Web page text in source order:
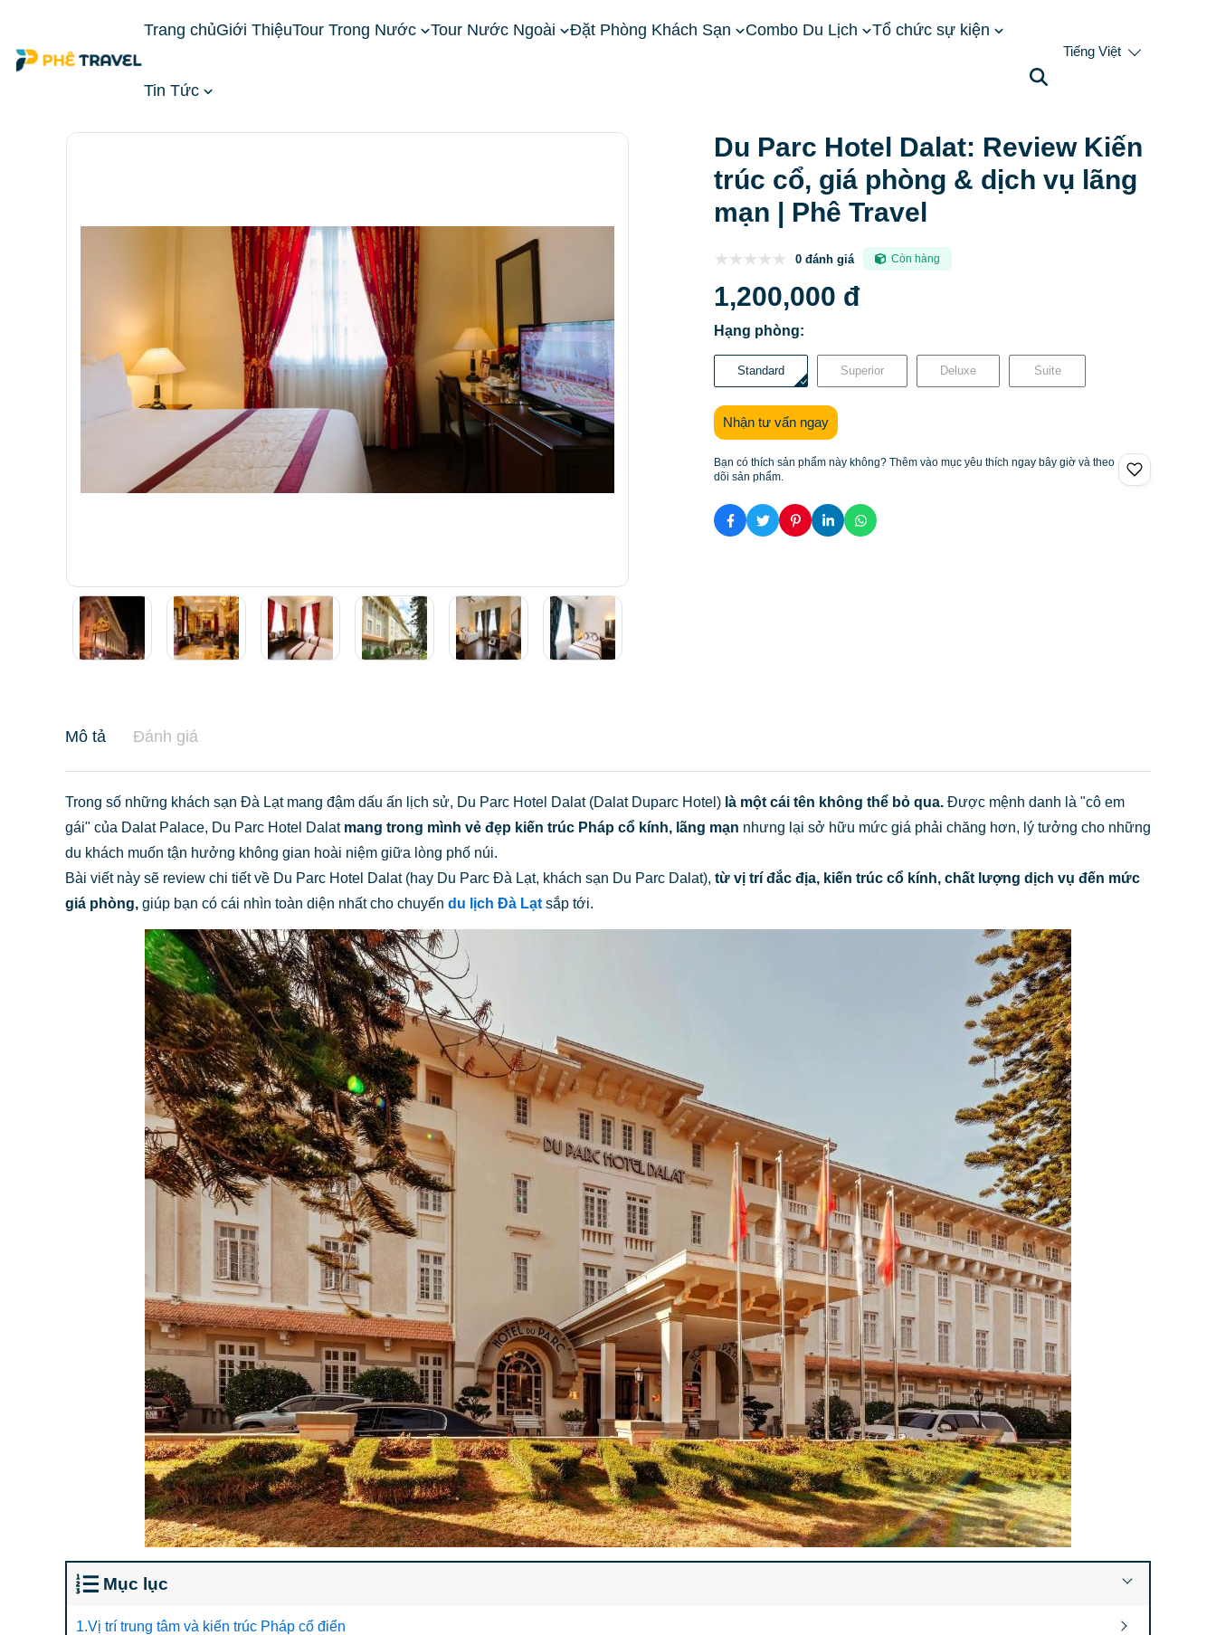
Trang chủGiới ThiệuTour Trong Nước Tour Nước Ngoài Đặt Phòng Khách Sạn Combo Du Lịch Tổ chức sự kiện
Tin Tức
Tiếng Việt
Đặt Phòng Khách Sạn
Du Parc Hotel Dalat: Review Kiến
trúc cổ, giá phòng & dịch vụ lãng
mạn | Phê Travel
0 đánh giá Còn hàng
1,200,000 đ
Hạng phòng:
Standard Superior Deluxe Suite
Nhận tư vấn ngay
Bạn có thích sản phẩm này không? Thêm vào mục yêu thích ngay bây giờ và theo
dõi sản phẩm.
Mô tả Đánh giá
Trong số những khách sạn Đà Lạt mang đậm dấu ấn lịch sử, Du Parc Hotel Dalat (Dalat Duparc Hotel) là một cái tên không thể bỏ qua. Được mệnh danh là "cô em
gái" của Dalat Palace, Du Parc Hotel Dalat mang trong mình vẻ đẹp kiến trúc Pháp cổ kính, lãng mạn nhưng lại sở hữu mức giá phải chăng hơn, lý tưởng cho những
du khách muốn tận hưởng không gian hoài niệm giữa lòng phố núi.
Bài viết này sẽ review chi tiết về Du Parc Hotel Dalat (hay Du Parc Đà Lạt, khách sạn Du Parc Dalat), từ vị trí đắc địa, kiến trúc cổ kính, chất lượng dịch vụ đến mức
giá phòng, giúp bạn có cái nhìn toàn diện nhất cho chuyến du lịch Đà Lạt sắp tới.
Mục lục
1.Vị trí trung tâm và kiến trúc Pháp cổ điển